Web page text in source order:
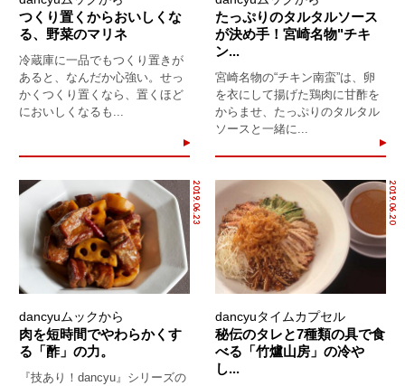
つくり置くからおいしくな
る、野菜のマリネ
冷蔵庫に一品でもつくり置きが
あると、なんだか心強い。せっ
かくつくり置くなら、置くほど
においしくなるも...
たっぷりのタルタルソース
が決め手！宮崎名物"チキ
ン...
宮崎名物の“チキン南蛮”は、卵
を衣にして揚げた鶏肉に甘酢を
からませ、たっぷりのタルタル
ソースと一緒に...
2019.06.23
dancyuムックから
肉を短時間でやわらかくす
る「酢」の力。
『技あり！dancyu』シリーズの
2019.06.20
dancyuタイムカプセル
秘伝のタレと7種類の具で食
べる「竹爐山房」の冷や
し...